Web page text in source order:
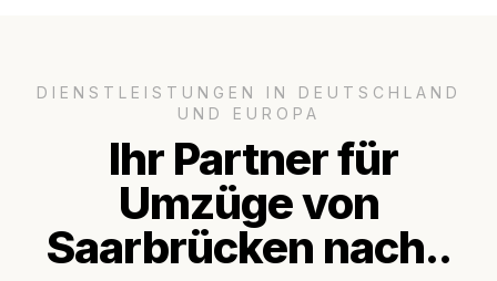
DIENSTLEISTUNGEN IN DEUTSCHLAND
UND EUROPA
Ihr Partner für
Umzüge von
Saarbrücken nach..